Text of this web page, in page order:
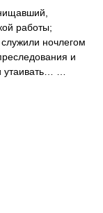
работы;
ночлегом
и
утаивать… …